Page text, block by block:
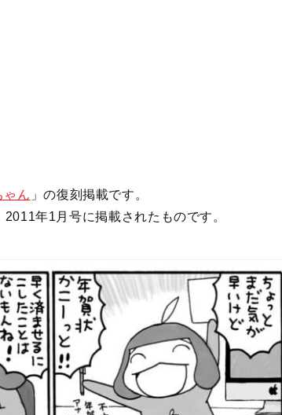
ゃん 」の復刻掲載です。
年1月号に掲載されたものです。